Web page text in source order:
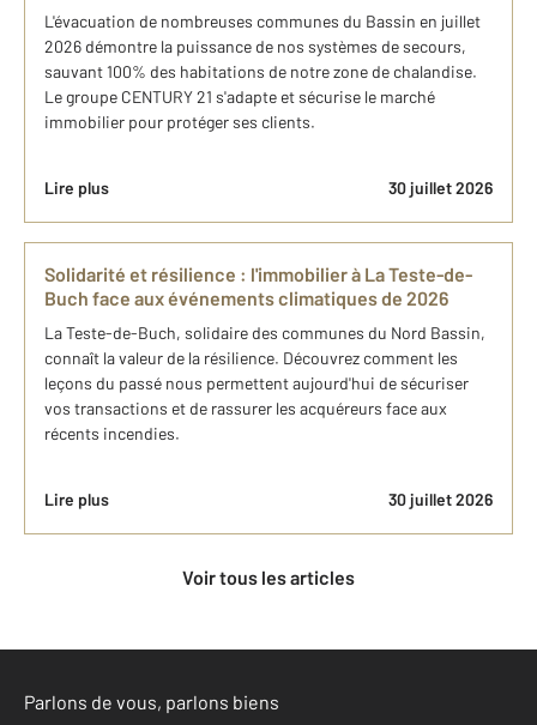
L'évacuation de nombreuses communes du Bassin en juillet
2026 démontre la puissance de nos systèmes de secours,
sauvant 100% des habitations de notre zone de chalandise.
Le groupe CENTURY 21 s'adapte et sécurise le marché
immobilier pour protéger ses clients.
Lire plus 30 juillet 2026
Solidarité et résilience : l'immobilier à La Teste-de-
Buch face aux événements climatiques de 2026
La Teste-de-Buch, solidaire des communes du Nord Bassin,
connaît la valeur de la résilience. Découvrez comment les
leçons du passé nous permettent aujourd'hui de sécuriser
vos transactions et de rassurer les acquéreurs face aux
récents incendies.
Lire plus 30 juillet 2026
Voir tous les articles
Parlons de vous, parlons biens